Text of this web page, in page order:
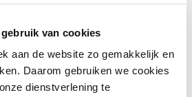
van cookies
aan de website zo gemakkelijk en
Daarom gebruiken we cookies
dienstverlening te
wijs gebruikt zal dat
Je kunt hier ook
het nog duidelijker is wat
‘Klik hier om te